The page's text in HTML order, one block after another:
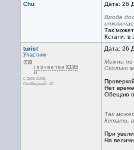
Chu
Дата: 26
Вроде
Так
Кстати, в
turist
Участник
с фев 2005
Сообщений: 40
Дата: 26
Можно
Сколько
Нет
Обещаю
Так
Кстати,
При
На